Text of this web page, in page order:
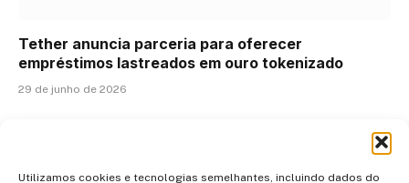
Utilizamos cookies e tecnologias semelhantes, incluindo dados do
Tether anuncia parceria para oferecer
empréstimos lastreados em ouro tokenizado
29 de junho de 2026